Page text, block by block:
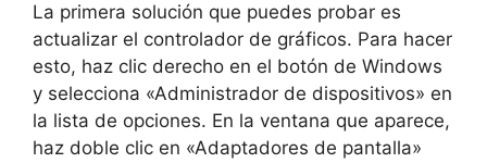
La primera solución que puedes probar es
actualizar el controlador de gráficos. Para hacer
esto, haz clic derecho en el botón de Windows
y selecciona «Administrador de dispositivos» en
la lista de opciones. En la ventana que aparece,
haz doble clic en «Adaptadores de pantalla»